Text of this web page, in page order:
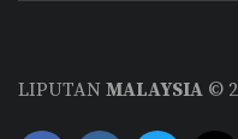
LIPUTAN MALAYSIA ©